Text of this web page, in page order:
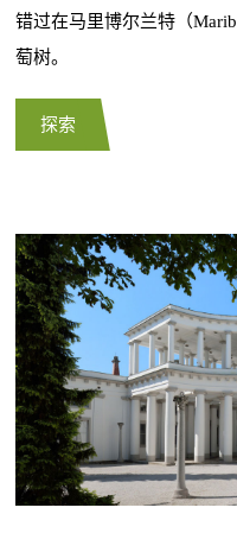
错过在马里博尔兰特（
萄树。
探索